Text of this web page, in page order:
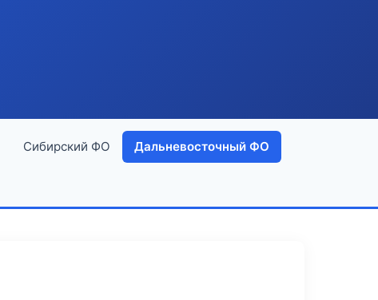
Сибирский ФО Дальневосточный ФО